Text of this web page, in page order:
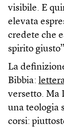
visibile. E
elevata
credete che
spirito
La
Bibbia:
versetto. Ma
una teologia
corsi: